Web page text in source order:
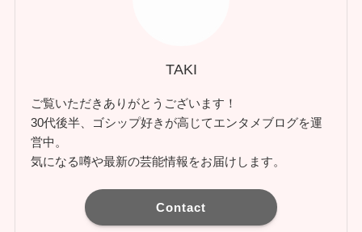
TAKI
ご覧いただきありがとうございます！
30代後半、ゴシップ好きが高じてエンタメブログを運
営中。
気になる噂や最新の芸能情報をお届けします。
Contact